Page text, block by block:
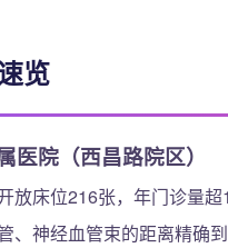
览
医院（西昌路院区）
放床位216张，年门诊量
、神经血管束的距离精确